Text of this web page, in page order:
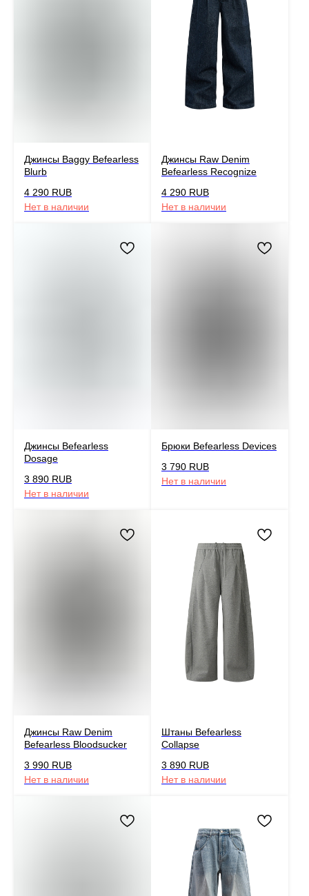
Джинсы Baggy Befearless
Blurb
4 290 RUB
Нет в наличии
Джинсы Raw Denim
Befearless Recognize
4 290 RUB
Нет в наличии
Джинсы Befearless
Dosage
3 890 RUB
Нет в наличии
Брюки Befearless Devices
3 790 RUB
Нет в наличии
Джинсы Raw Denim
Befearless Bloodsucker
3 990 RUB
Нет в наличии
Штаны Befearless
Collapse
3 890 RUB
Нет в наличии